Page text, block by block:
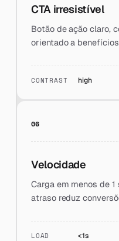
CTA irresistível
Botão de ação claro,
orientado a
CONTRAST high
06
Velocidade
Carga em menos de
atraso reduz
LOAD <1s